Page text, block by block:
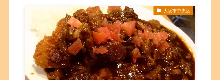
大阪市中央区